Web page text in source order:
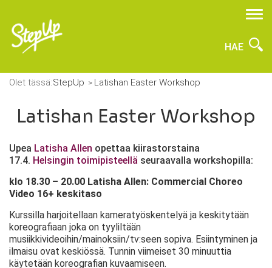
HAE
Olet tässä:StepUp Latishan Easter Workshop
Latishan Easter Workshop
Upea Latisha Allen opettaa kiirastorstaina
17.4. Helsingin toimipisteellä seuraavalla workshopilla:
klo 18.30 – 20.00 Latisha Allen: Commercial Choreo
Video 16+ keskitaso
Kurssilla harjoitellaan kameratyöskentelyä ja keskitytään
koreografiaan joka on tyyliltään
musiikkivideoihin/mainoksiin/tv:seen sopiva. Esiintyminen ja
ilmaisu ovat keskiössä. Tunnin viimeiset 30 minuuttia
käytetään koreografian kuvaamiseen.